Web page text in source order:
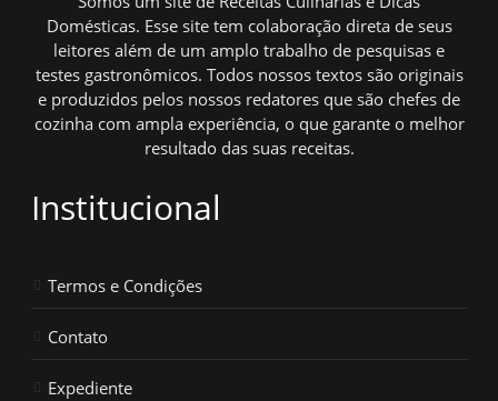
Domésticas. Esse site tem colaboração direta de seus
leitores além de um amplo trabalho de pesquisas e
testes gastronômicos. Todos nossos textos são originais
e produzidos pelos nossos redatores que são chefes de
cozinha com ampla experiência, o que garante o melhor
resultado das suas receitas.
Institucional
Termos e Condições
Contato
Expediente